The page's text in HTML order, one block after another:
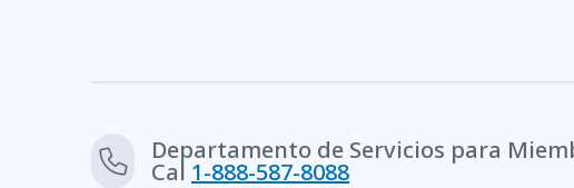
Departamento de Servicios para
Cal 1-888-587-8088